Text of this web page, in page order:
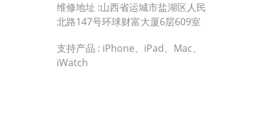
维修地址 :山西省运城市盐湖区人民
北路147号环球财富大厦6层609室
支持产品 : iPhone、iPad、Mac、
iWatch